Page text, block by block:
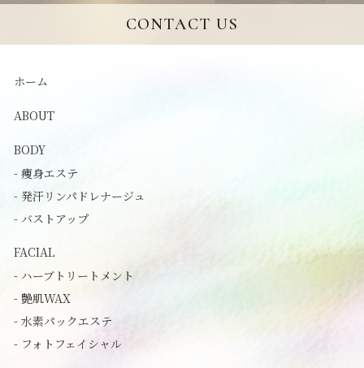
CONTACT US
ホーム
ABOUT
BODY
- 痩身エステ
- 発汗リンパドレナージュ
- バストアップ
FACIAL
- ハーブトリートメント
- 艶肌WAX
- 水素パックエステ
- フォトフェイシャル